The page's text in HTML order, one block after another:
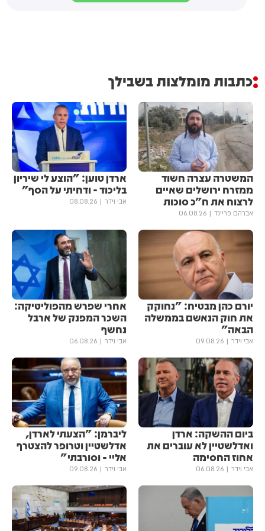
כתבות מומלצות בשבילך
המשטרה עצרה חשוד
ממזרח ירושלים שאיים
לרצוח את ח"כ סוכות
אברהם פריינד 06.08.26
ארדן טוען: "הוצע לי שיריון
בליכוד - ודחיתי על הסף"
אבי וידר 08.08.26
יורם כהן מבטיח: "נחוקק
את חוק הנאשם בממשלה
הבאה"
אבי וידר 09.08.26
אחרי שפרש מהפוליטיקה:
השכר המפנק של ארבל
נחשף
אבי וידר 06.08.26
ביום ההשקה: ארדן
ואדלשטיין לא עוברים את
אחוז החסימה
אבי וידר 06.08.26
ליברמן: "הצעתי לארדן,
אדלשטיין וטרופר להצטרף
אליי - וסורבתי"
אבי וידר 09.08.26